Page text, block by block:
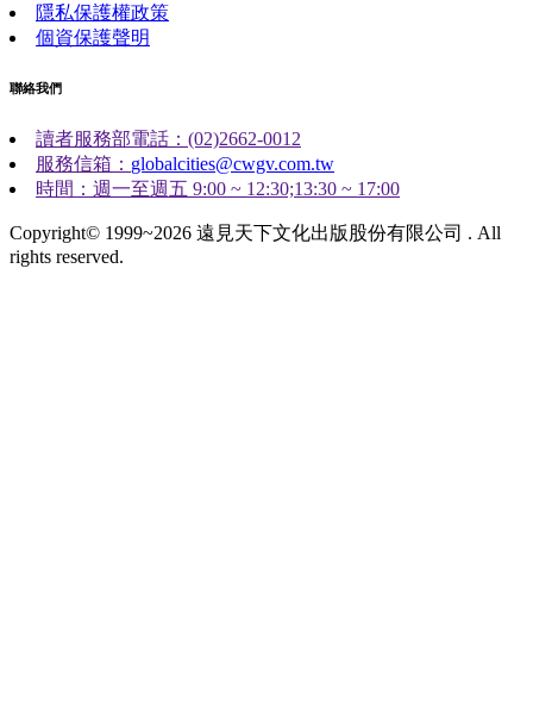
隱私保護權政策
個資保護聲明
聯絡我們
讀者服務部電話：(02)2662-0012
服務信箱： globalcities@cwgv.com.tw
時間：週一至週五 9:00 ~ 12:30;13:30 ~ 17:00
Copyright© 1999~2026 遠見天下文化出版股份有限公司 . All
rights reserved.